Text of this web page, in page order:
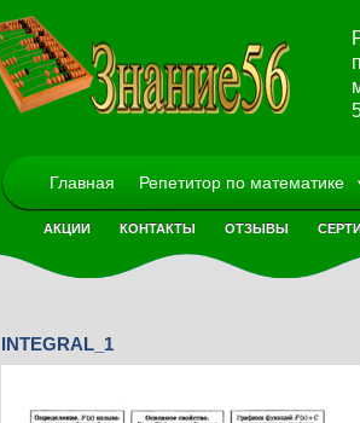
Главная Репетитор по математике
АКЦИИ КОНТАКТЫ ОТЗЫВЫ
INTEGRAL_1